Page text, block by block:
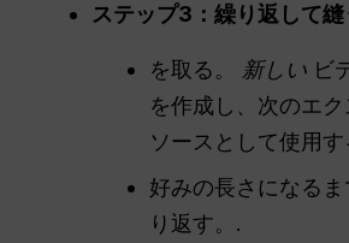
ステップ3：繰り返して縫
を取る。 新しい ビ
を作成し、次のエ
ソースとして使用す
好みの長さになる
り返す。.